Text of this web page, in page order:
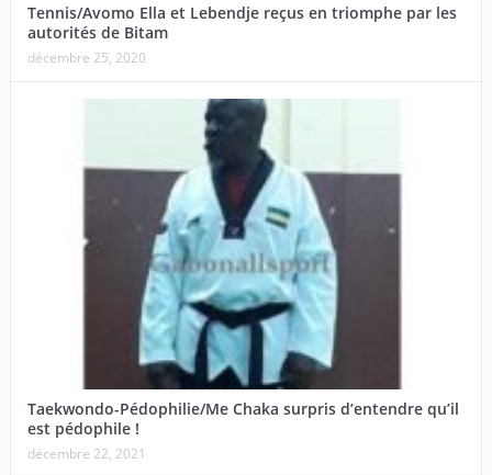
Tennis/Avomo Ella et Lebendje reçus en triomphe par les
autorités de Bitam
décembre 25, 2020
Taekwondo-Pédophilie/Me Chaka surpris d’entendre qu’il
est pédophile !
décembre 22, 2021